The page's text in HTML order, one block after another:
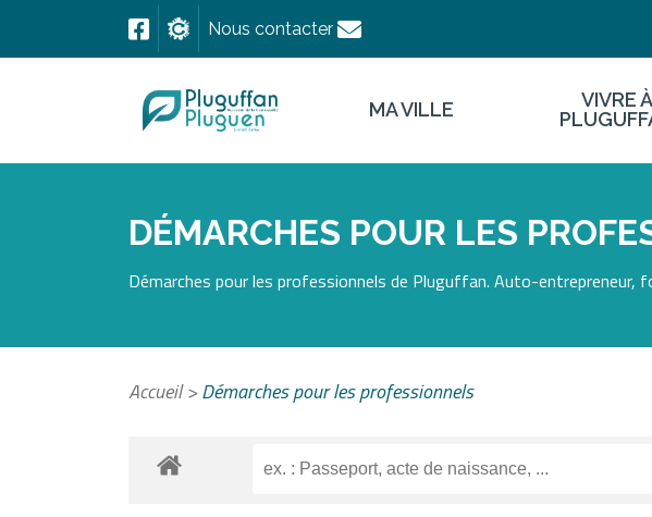
Nous contacter
MA VILLE
VIVRE À
DÉMARCHES POUR LES
Démarches pour les professionnels de Pluguffan. Auto-
Accueil>Démarches pour les professionnels